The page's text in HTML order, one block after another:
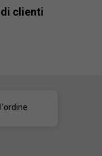
clienti